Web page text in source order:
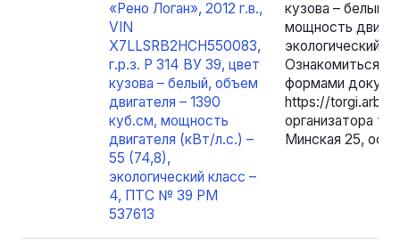
«Рено Логан», 2012 г.в.,
VIN
X7LLSRB2HCH550083,
г.р.з. Р 314 ВУ 39, цвет
кузова – белый, объем
двигателя – 1390
куб.см, мощность
двигателя (кВт/л.с.) –
55 (74,8),
экологический класс –
4, ПТС № 39 РМ
537613
кузова – белый,
мощность
экологический
Ознакомиться с
формами
https://
организатора
Минская 25, оф.